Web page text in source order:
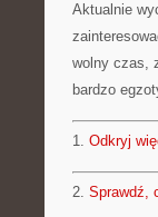
Aktualnie
wolny czas,
bardzo
1. Odkryj
2. Sprawdź,